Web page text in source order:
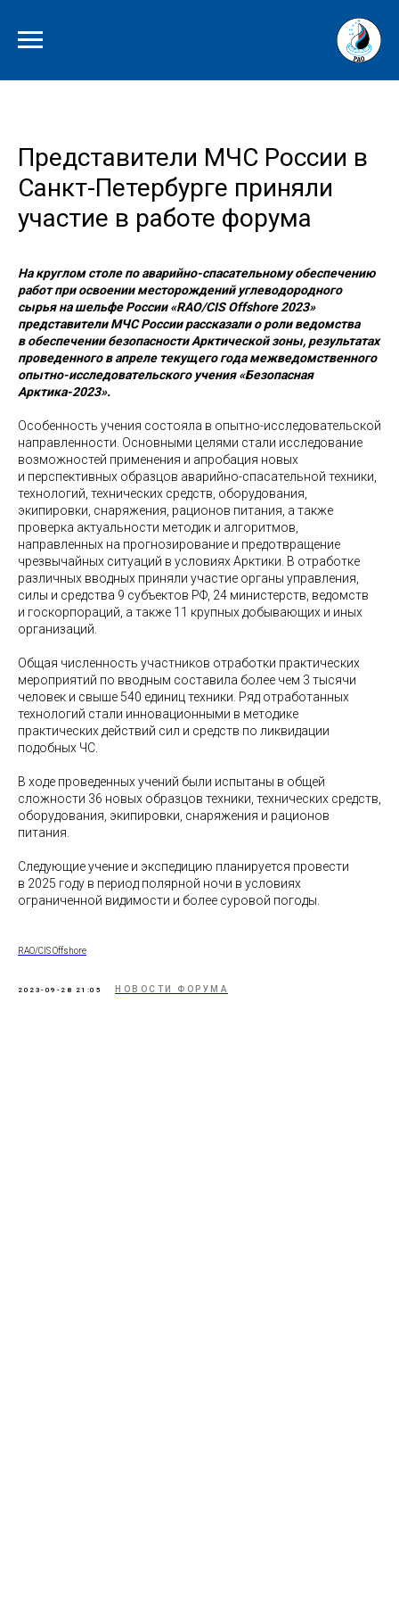
Представители МЧС России в
Санкт-Петербурге приняли
участие в работе форума
На круглом столе по аварийно-спасательному обеспечению
работ при освоении месторождений углеводородного
сырья на шельфе России «RAO/CIS Offshore 2023»
представители МЧС России рассказали о роли ведомства
в обеспечении безопасности Арктической зоны, результатах
проведенного в апреле текущего года межведомственного
опытно-исследовательского учения «Безопасная
Арктика-2023».
Особенность учения состояла в опытно-исследовательской
направленности. Основными целями стали исследование
возможностей применения и апробация новых
и перспективных образцов аварийно-спасательной техники,
технологий, технических средств, оборудования,
экипировки, снаряжения, рационов питания, а также
проверка актуальности методик и алгоритмов,
направленных на прогнозирование и предотвращение
чрезвычайных ситуаций в условиях Арктики. В отработке
различных вводных приняли участие органы управления,
силы и средства 9 субъектов РФ, 24 министерств, ведомств
и госкорпораций, а также 11 крупных добывающих и иных
организаций.
Общая численность участников отработки практических
мероприятий по вводным составила более чем 3 тысячи
человек и свыше 540 единиц техники. Ряд отработанных
технологий стали инновационными в методике
практических действий сил и средств по ликвидации
подобных ЧС.
В ходе проведенных учений были испытаны в общей
сложности 36 новых образцов техники, технических средств,
оборудования, экипировки, снаряжения и рационов
питания.
Следующие учение и экспедицию планируется провести
в 2025 году в период полярной ночи в условиях
ограниченной видимости и более суровой погоды.
RAO/CIS Offshore
2023-09-28 21:05 НОВОСТИ ФОРУМА